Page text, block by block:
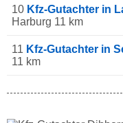
10 Kfz-Gutachter in
Harburg 11 km
11 Kfz-Gutachter in
11 km